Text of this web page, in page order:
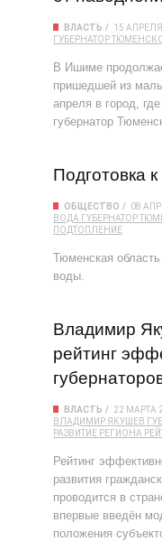
ВЛАСТЬ
15
ГУБЕРНАТОР
В Ишиме
пришедшей из
апреля в город,
губернатор
Подготовка
ОБЩЕСТВО
08
ВОДА ГУБЕРНАТОР
ПОДТОПЛЕНИЕ
Тюменская
воды.
Владимир
рейтинг
ВЛАСТЬ
22 МАРТА
ВЛАДИМИР ЯКУШЕВ
РАЗВИТИЕ РЕГИОНА
Рейтинг
развития
проводится в
впервые введён
положения